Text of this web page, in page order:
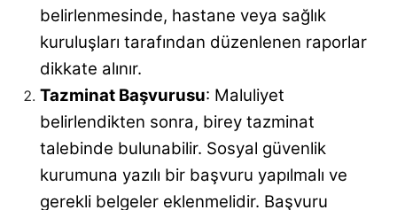
belirlenmesinde, hastane veya sağlık
kuruluşları tarafından düzenlenen raporlar
dikkate alınır.
Tazminat Başvurusu: Maluliyet
belirlendikten sonra, birey tazminat
talebinde bulunabilir. Sosyal güvenlik
kurumuna yazılı bir başvuru yapılmalı ve
gerekli belgeler eklenmelidir. Başvuru